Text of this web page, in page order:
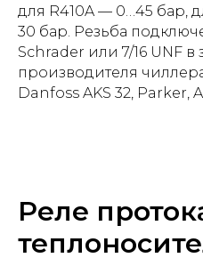
для R410A — 0…45 бар,
30 бар. Резьба
Schrader или 7/16 UNF в
производителя
Danfoss AKS 32, Parker,
Реле